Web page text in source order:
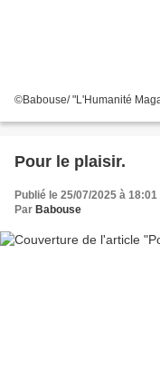
©Babouse/ "L'Humanité
Pour le plaisir.
Publié le 25/07/2025 à 18:01
Par Babouse